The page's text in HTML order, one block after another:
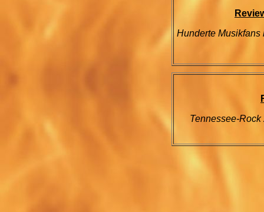
Hunderte Musikfans
Tennessee-Rock